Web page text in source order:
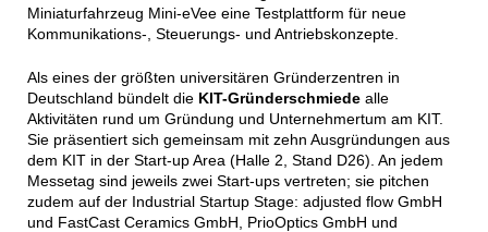
Miniaturfahrzeug Mini-eVee eine Testplattform für neue
Kommunikations-, Steuerungs- und Antriebskonzepte.
Als eines der größten universitären Gründerzentren in
Deutschland bündelt die KIT-Gründerschmiedealle
Aktivitäten rund um Gründung und Unternehmertum am KIT.
Sie präsentiert sich gemeinsam mit zehn Ausgründungen aus
dem KIT in der Start-up Area (Halle 2, Stand D26). An jedem
Messetag sind jeweils zwei Start-ups vertreten; sie pitchen
zudem auf der Industrial Startup Stage: adjusted flow GmbH
und FastCast Ceramics GmbH, PrioOptics GmbH und